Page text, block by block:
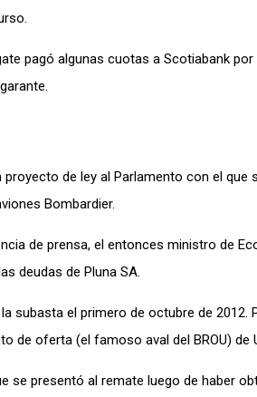
pagó algunas cuotas a Scotiabank
proyecto de ley al Parlamento con el
Bombardier.
de prensa, el entonces ministro de
deudas de Pluna SA.
subasta el primero de octubre de
de oferta (el famoso aval del BROU) de
se presentó al remate luego de haber